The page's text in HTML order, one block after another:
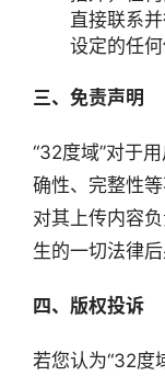
数
研
选
报
投
直接联系
设定的任何
三、免责声明
“32度域”对于
确性、完整性
对其上传内容
生的一切法律后
四、版权投诉
若您认为“32度